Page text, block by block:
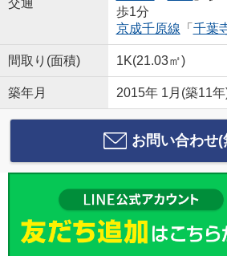
交通
歩1分
京成千原線 「 千葉
間取り(面積) 1K(21.03㎡)
築年月 2015年 1月(築11年
お問い合わせ(